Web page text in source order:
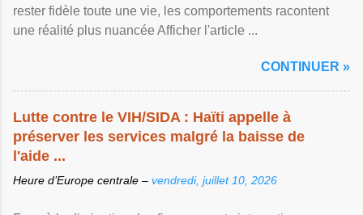
rester fidèle toute une vie, les comportements racontent
une réalité plus nuancée Afficher l'article ...
CONTINUER »
Lutte contre le VIH/SIDA : Haïti appelle à
préserver les services malgré la baisse de
l'aide ...
Heure d’Europe centrale – vendredi, juillet 10, 2026